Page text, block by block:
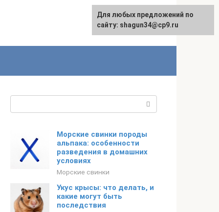
Морские свинки породы
альпака: особенности
разведения в домашних
условиях
Морские свинки
Укус крысы: что делать, и
какие могут быть
последствия
Для любых предложений по
сайту: shagun34@cp9.ru